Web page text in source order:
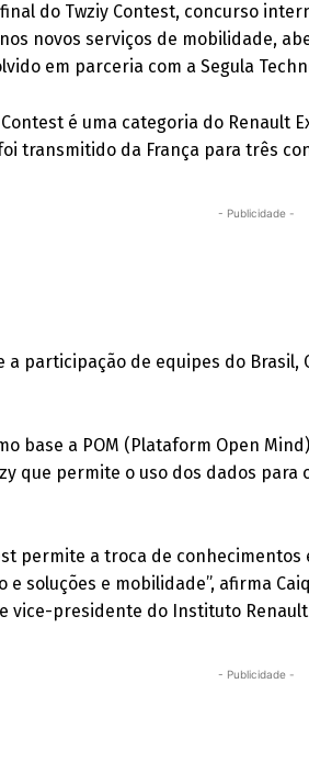
do Twziy Contest, concurso
novos serviços de mobilidade,
em parceria com a Segula
Contest é uma categoria do
transmitido da França para três
- Publicidade -
a participação de equipes do Brasil,
base a POM (Plataform Open
que permite o uso dos dados para
permite a troca de
e soluções e mobilidade”, afirma
vice-presidente do Instituto
- Publicidade -